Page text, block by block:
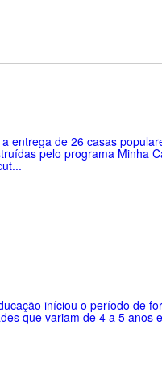
entrega de 26 casas
pelo programa Minha
iníciou o período de
que variam de 4 a 5 anos